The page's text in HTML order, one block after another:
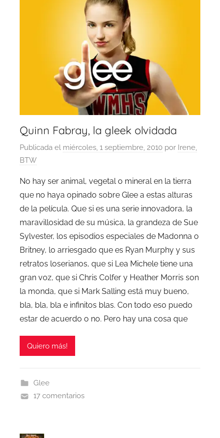
Quinn Fabray, la gleek olvidada
Publicada el miércoles, 1 septiembre, 2010 por Irene,
BTW
No hay ser animal, vegetal o mineral en la tierra
que no haya opinado sobre Glee a estas alturas
de la película. Que si es una serie innovadora, la
maravillosidad de su música, la grandeza de Sue
Sylvester, los episodios especiales de Madonna o
Britney, lo arriesgado que es Ryan Murphy y sus
retratos loserianos, que si Lea Michele tiene una
gran voz, que si Chris Colfer y Heather Morris son
la monda, que si Mark Salling está muy bueno,
bla, bla, bla e infinitos blas. Con todo eso puedo
estar de acuerdo o no. Pero hay una cosa que
Quiero más!
Glee
17 comentarios